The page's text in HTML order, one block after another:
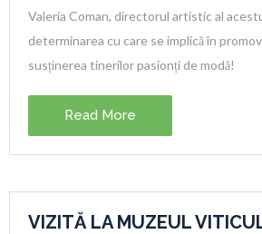
Valeria Coman, directorul artistic al
determinarea cu care se implică în
susținerea tinerilor pasionți de modă!
Read More
VIZITĂ LA MUZEUL